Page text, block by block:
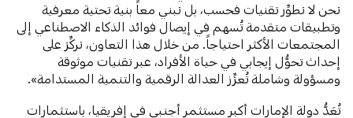
نحن لا نطوِّر تقنيات فحسب، بل نبني معاً بنية تحتية معرفية
وتطبيقات متقدمة تُسهم في إيصال فوائد الذكاء الاصطناعي إلى
المجتمعات الأكثر احتياجاً. من خلال هذا التعاون، نركِّز على
إحداث تحوُّل إيجابي في حياة الأفراد، عبر تقنيات موثوقة
ومسؤولة وشاملة تُعزِّز العدالة الرقمية والتنمية المستدامة».
تُعَدُّ دولة الإمارات أكبر مستثمر أجنبي في إفريقيا، باستثمارات